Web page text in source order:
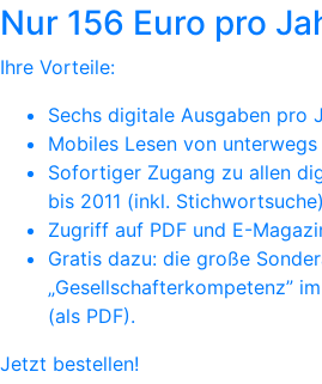
Nur 156 Euro pro
Ihre Vorteile:
Sechs digitale Ausgaben pro
Mobiles Lesen von unterwegs
Sofortiger Zugang zu allen
bis 2011 (inkl. Stichwortsuche)
Zugriff auf PDF und E-
Gratis dazu: die große
„Gesellschafterkompetenz”
(als PDF).
Jetzt bestellen!